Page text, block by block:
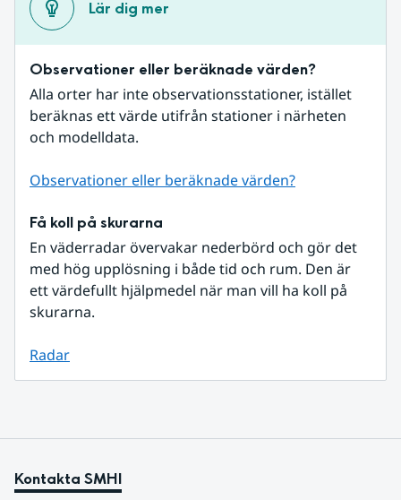
Lär dig mer
Observationer eller beräknade värden?
Alla orter har inte observationsstationer, istället
beräknas ett värde utifrån stationer i närheten
och modelldata.
Observationer eller beräknade värden?
Få koll på skurarna
En väderradar övervakar nederbörd och gör det
med hög upplösning i både tid och rum. Den är
ett värdefullt hjälpmedel när man vill ha koll på
skurarna.
Radar
Kontakta SMHI